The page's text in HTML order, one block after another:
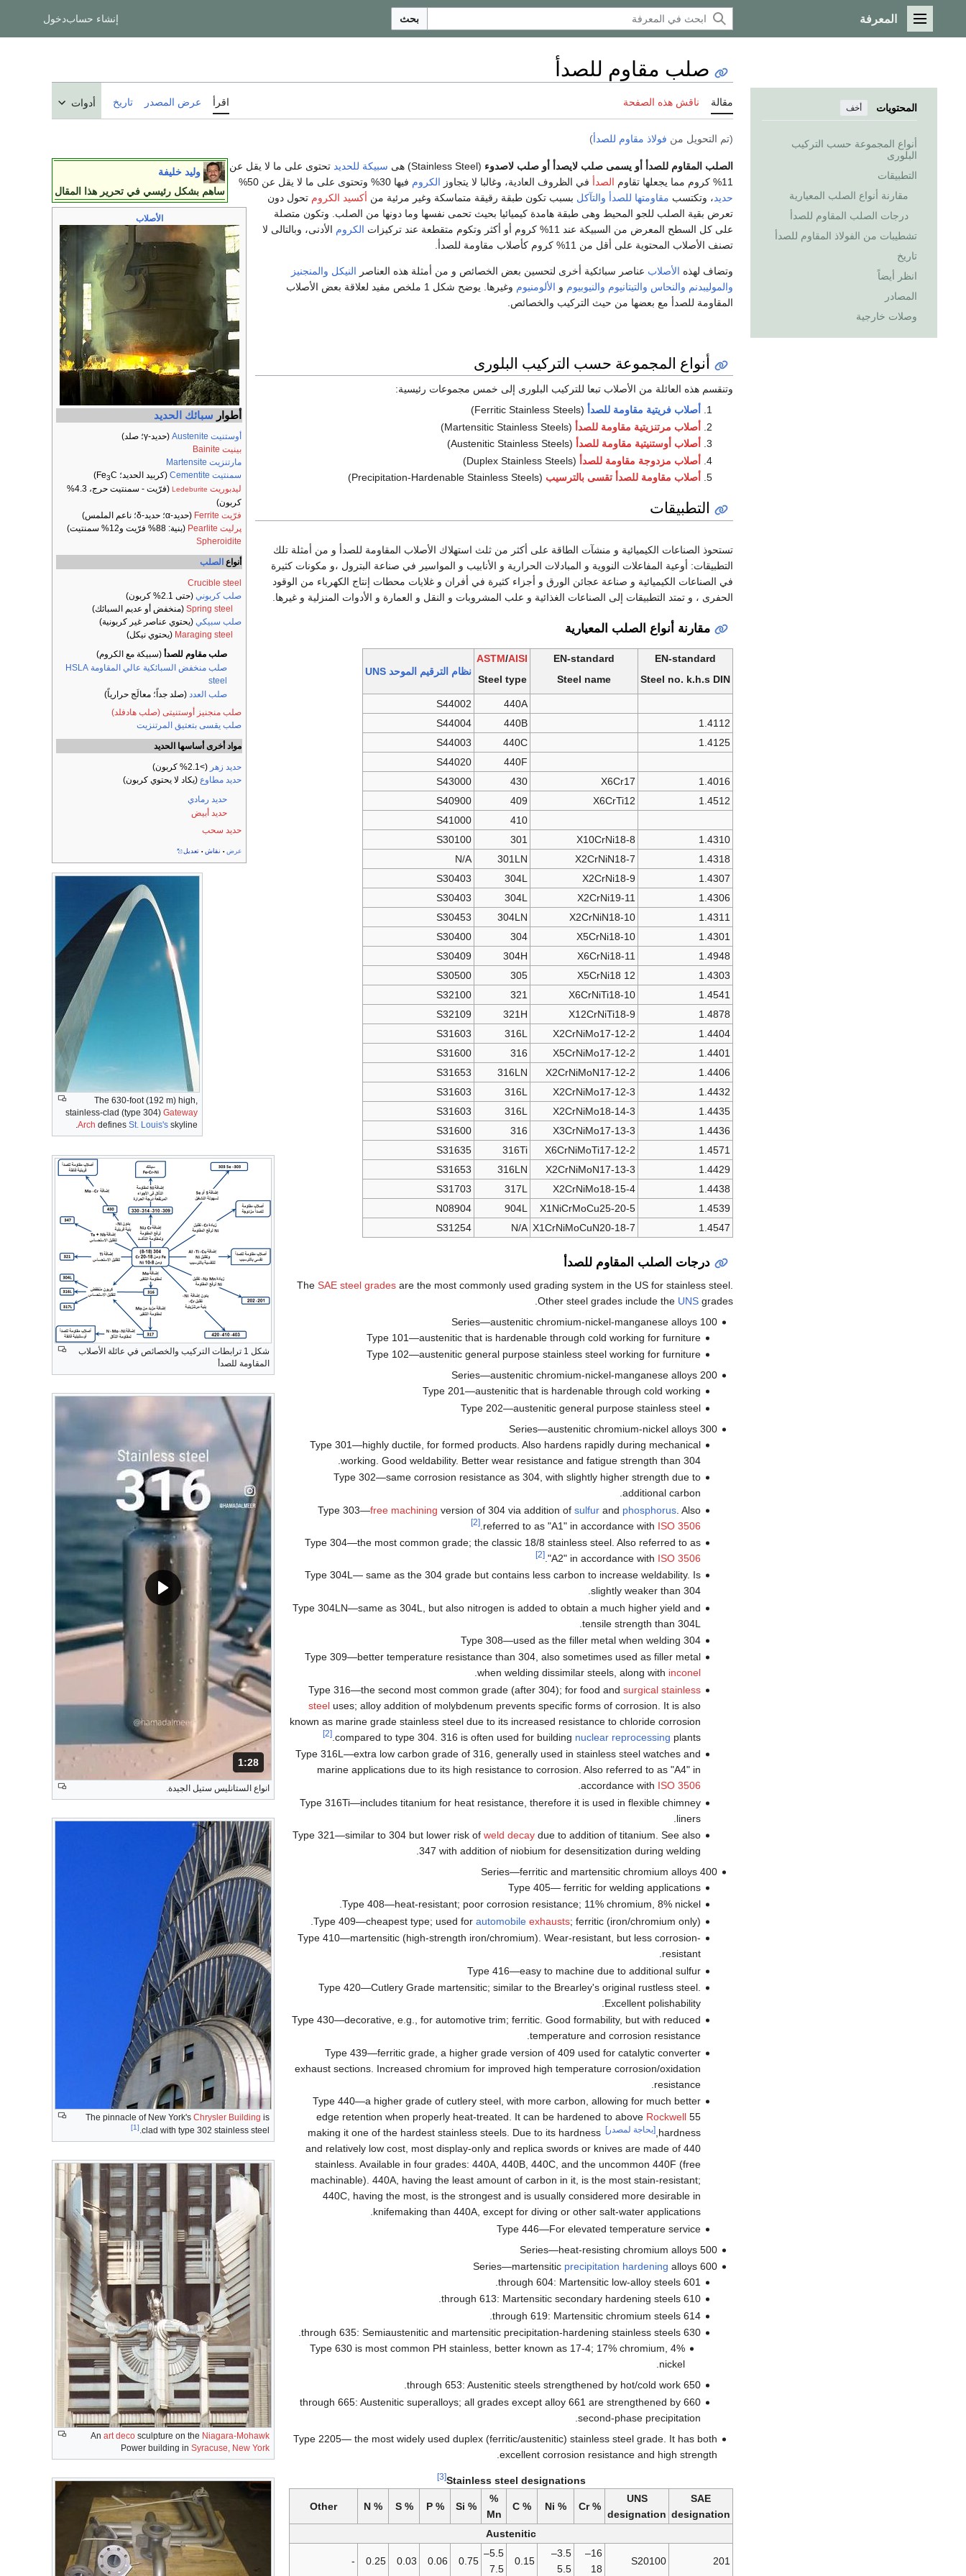
القائمة الرئيسية
المعرفة بحث إنشاء حسابدخول
المحتويات أخف
أنواع المجموعة حسب التركيب
البلورى
التطبيقات
مقارنة أنواع الصلب المعيارية
درجات الصلب المقاوم للصدأ
تشطيبات من الفولاذ المقاوم للصدأ
تاريخ
انظر أيضاً
المصادر
وصلات خارجية
صلب مقاوم للصدأ
مقالة ناقش هذه الصفحة اقرأ عرض المصدر تاريخ أدوات
(تم التحويل من فولاذ مقاوم للصدأ)
وليد خليفة
ساهم بشكل رئيسي في تحرير هذا المقال
الأصلاب
أطوار سبائك الحديد
أوستنيت Austenite
(حديد-γ؛ صلد)
بينيت Bainite
مارتنزيت Martensite
سمنتيت Cementite
(كربيد الحديد؛ Fe 3C)
ليدبوريت Ledeburite
(فرّيت - سمنتيت حرج، 4.3%
كربون)
فرّيت Ferrite
(حديد-α؛ حديد-δ؛ ناعم الملمس)
پرليت Pearlite
(بنية: 88% فرّيت و12% سمنتيت)
Spheroidite
أنواع الصلب
Crucible steel
صلب كربوني (حتى 2.1% كربون)
Spring steel (منخفض أو عديم السبائك)
صلب سبيكي (يحتوي عناصر غير كربونية)
Maraging steel (يحتوي نيكل)
صلب مقاوم للصدأ (سبيكة مع الكروم)
صلب منخفض السبائكية عالي المقاومة HSLA
steel
صلب العدد(صلد جداً؛ معالَج حرارياً)
صلب منجنيز أوستنيتى (صلب هادفلد)
صلب يقسى بتعتيق المرتنزيت
مواد أخرى أساسها الحديد
حديد زهر (>2.1% كربون)
حديد مطاوع (يكاد لا يحتوي كربون)
حديد رمادي
حديد أبيض
حديد سحب
عرض • نقاش • تعديل
The 630-foot (192 m) high,
stainless-clad (type 304) Gateway
Arch defines St. Louis's skyline.
الصلب المقاوم للصدأ أو يسمى صلب لايصدأ أو صلب لاصدوء (Stainless Steel) هى سبيكة للحديد تحتوى على ما لا يقل عن
11% كروم مما يجعلها تقاوم
الصدأ في الظروف العادية، وغالبا لا يتجاوز الكروم فيها 30% وتحتوى على ما لا يقل عن 50%
حديد، وتكتسب مقاومتها للصدأ والتآكل بسبب تكون طبقة رقيقة متماسكة وغير مرئية من أكسيد الكروم تحول دون
تعرض بقية الصلب للجو المحيط وهى طبقة هامدة كيميائيا بحيث تحمى نفسها وما دونها من الصلب. وتكون متصلة
على كل السطح المعرض من السبيكة عند 11% كروم أو أكثر وتكوم متقطعة عند تركيزات
الكروم الأدنى، وبالتالى لا
تصنف اﻷصلاب المحتوية على أقل من 11% كروم كأصلاب مقاومة للصدأ.
وتضاف لهذه اﻷصلاب عناصر سبائكية أخرى لتحسين بعض الخصائص و من أمثلة هذه العناصر النيكل والمنجنيز
والموليبدنم والنحاس والتيتانيوم والنيوبيوم و الألومنيوم
وغيرها. يوضح شكل 1 ملخص مفيد لعلاقة بعض الأصلاب
المقاومة للصدأ مع بعضها من حيث التركيب والخصائص.
شكل 1 ترابطات التركيب والخصائص في عائلة الأصلاب
المقاومة للصدأ
أنواع المجموعة حسب التركيب البلورى
المدة: دقائق و 28 ثواني.
1:28
انواع الستانليس ستيل الجيدة.
وتنقسم هذه العائلة من الأصلاب تبعا للتركيب البلورى إلى خمس مجموعات رئيسية:
أصلاب فريتية مقاومة للصدأ (Ferritic Stainless Steels)
أصلاب مرتنزيتية مقاومة للصدأ (Martensitic Stainless Steels)
أصلاب أوستنيتية مقاومة للصدأ (Austenitic Stainless Steels)
أصلاب مزدوجة مقاومة للصدأ(Duplex Stainless Steels)
أصلاب مقاومة للصدأ تقسى بالترسيب (Precipitation-Hardenable Stainless Steels)
التطبيقات
The pinnacle of New York's Chrysler Building is
clad with type 302 stainless steel.
[1]
An art deco sculpture on the Niagara-Mohawk
Power building in Syracuse, New York
تستحوذ الصناعات الكيميائية و منشآت الطاقة على أكثر من ثلث استهلاك اﻷصلاب المقاومة للصدأ و من أمثلة تلك
التطبيقات: أوعية المفاعلات النووية و المبادلات الحرارية و الأنابيب و المواسير في صناعة البترول ،و مكونات كثيرة
في الصناعات الكيميائية و صناعة عجائن الورق و أجزاء كثيرة في أفران و غلايات محطات إنتاج الكهرباء من الوقود
الحفرى ، و تمتد التطبيقات إلى الصناعات الغذائية و علب المشروبات و النقل و العمارة و اﻷدوات المنزلية و غيرها.
مقارنة أنواع الصلب المعيارية
EN-standard
Steel no. k.h.s DIN
EN-standard
Steel name
ASTM/AISI
Steel type
نظام الترقيم الموحد UNS
440A
S44002
1.4112
440B
S44004
1.4125
440C
S44003
440F
S44020
1.4016
X6Cr17
430
S43000
1.4512
X6CrTi12
409
S40900
410
S41000
1.4310
X10CrNi18-8
301
S30100
1.4318
X2CrNiN18-7
301LN
N/A
1.4307
X2CrNi18-9
304L
S30403
1.4306
X2CrNi19-11
304L
S30403
1.4311
X2CrNiN18-10
304LN
S30453
1.4301
X5CrNi18-10
304
S30400
1.4948
X6CrNi18-11
304H
S30409
1.4303
X5CrNi18 12
305
S30500
1.4541
X6CrNiTi18-10
321
S32100
1.4878
X12CrNiTi18-9
321H
S32109
1.4404
X2CrNiMo17-12-2
316L
S31603
1.4401
X5CrNiMo17-12-2
316
S31600
1.4406
X2CrNiMoN17-12-2
316LN
S31653
1.4432
X2CrNiMo17-12-3
316L
S31603
1.4435
X2CrNiMo18-14-3
316L
S31603
1.4436
X3CrNiMo17-13-3
316
S31600
1.4571
X6CrNiMoTi17-12-2
316Ti
S31635
1.4429
X2CrNiMoN17-13-3
316LN
S31653
1.4438
X2CrNiMo18-15-4
317L
S31703
1.4539
X1NiCrMoCu25-20-5
904L
N08904
1.4547
X1CrNiMoCuN20-18-7
N/A
S31254
درجات الصلب المقاوم للصدأ
The SAE steel grades are the most commonly used grading system in the US for stainless steel.
Other steel grades include the UNS grades.
100 Series—austenitic chromium-nickel-manganese alloys
Type 101—austenitic that is hardenable through cold working for furniture
Type 102—austenitic general purpose stainless steel working for furniture
200 Series—austenitic chromium-nickel-manganese alloys
Type 201—austenitic that is hardenable through cold working
Type 202—austenitic general purpose stainless steel
300 Series—austenitic chromium-nickel alloys
Type 301—highly ductile, for formed products. Also hardens rapidly during mechanical
working. Good weldability. Better wear resistance and fatigue strength than 304.
Type 302—same corrosion resistance as 304, with slightly higher strength due to
additional carbon.
Type 303—free machining version of 304 via addition ofsulfur and phosphorus . Also
referred to as "A1" in accordance with ISO 3506
[2]
Type 304—the most common grade; the classic 18/8 stainless steel. Also referred to as
"A2" in accordance with ISO 3506
.
[2]
Type 304L— same as the 304 grade but contains less carbon to increase weldability. Is
slightly weaker than 304.
Type 304LN—same as 304L, but also nitrogen is added to obtain a much higher yield and
tensile strength than 304L.
Type 308—used as the filler metal when welding 304
Type 309—better temperature resistance than 304, also sometimes used as filler metal
when welding dissimilar steels, along with inconel
.
Type 316—the second most common grade (after 304); for food andsurgical stainless
steel uses; alloy addition of molybdenum prevents specific forms of corrosion. It is also
known as marine grade stainless steel due to its increased resistance to chloride corrosion
compared to type 304. 316 is often used for building nuclear reprocessing plants.
[2]
Type 316L—extra low carbon grade of 316, generally used in stainless steel watches and
marine applications due to its high resistance to corrosion. Also referred to as "A4" in
accordance with ISO 3506
.
Type 316Ti—includes titanium for heat resistance, therefore it is used in flexible chimney
liners.
Type 321—similar to 304 but lower risk ofweld decay due to addition of titanium. See also
347 with addition of niobium for desensitization during welding.
400 Series—ferritic and martensitic chromium alloys
Type 405— ferritic for welding applications
Type 408—heat-resistant; poor corrosion resistance; 11% chromium, 8% nickel.
Type 409—cheapest type; used forautomobile exhausts; ferritic (iron/chromium only).
Type 410—martensitic (high-strength iron/chromium). Wear-resistant, but less corrosion-
resistant.
Type 416—easy to machine due to additional sulfur
Type 420—Cutlery Grade martensitic; similar to the Brearley's original rustless steel.
Excellent polishability.
Type 430—decorative, e.g., for automotive trim; ferritic. Good formability, but with reduced
temperature and corrosion resistance.
Type 439—ferritic grade, a higher grade version of 409 used for catalytic converter
exhaust sections. Increased chromium for improved high temperature corrosion/oxidation
resistance.
Type 440—a higher grade of cutlery steel, with more carbon, allowing for much better
edge retention when properly heat-treated. It can be hardened to above Rockwell 55
hardness, [بحاجة لمصدر] making it one of the hardest stainless steels. Due to its hardness
and relatively low cost, most display-only and replica swords or knives are made of 440
stainless. Available in four grades: 440A, 440B, 440C, and the uncommon 440F (free
machinable). 440A, having the least amount of carbon in it, is the most stain-resistant;
440C, having the most, is the strongest and is usually considered more desirable in
knifemaking than 440A, except for diving or other salt-water applications.
Type 446—For elevated temperature service
500 Series—heat-resisting chromium alloys
600 Series—martensitic
precipitation hardening alloys
601 through 604: Martensitic low-alloy steels.
610 through 613: Martensitic secondary hardening steels.
614 through 619: Martensitic chromium steels.
630 through 635: Semiaustenitic and martensitic precipitation-hardening stainless steels.
Type 630 is most common PH stainless, better known as 17-4; 17% chromium, 4%
nickel.
650 through 653: Austenitic steels strengthened by hot/cold work.
660 through 665: Austenitic superalloys; all grades except alloy 661 are strengthened by
second-phase precipitation.
Type 2205— the most widely used duplex (ferritic/austenitic) stainless steel grade. It has both
excellent corrosion resistance and high strength.
Stainless steel designations
[3]
SAE
designation
UNS
designation
% Cr
% Ni
% C
%
Mn
% Si
% P
% S
% N
Other
Austenitic
201
S20100
16–
18
3.5–
5.5
0.15
5.5–
7.5
0.75
0.06
0.03
0.25
-